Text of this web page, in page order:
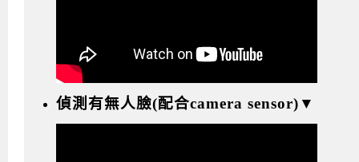
偵測有無人臉(配合camera sensor)▼